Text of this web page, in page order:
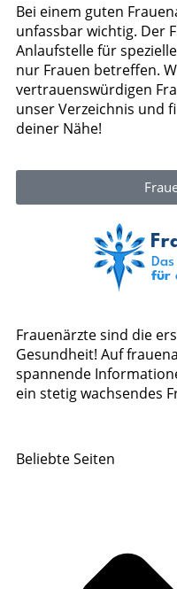
Bei einem guten
unfassbar wichtig. Der
Anlaufstelle für
nur Frauen betreffen.
vertrauenswürdigen
unser Verzeichnis und
deiner Nähe!
Frauenärzte sind die
Gesundheit! Auf
spannende
ein stetig wachsendes
Beliebte Seiten